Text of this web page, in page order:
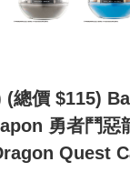
(總價 $115)
勇者鬥惡
Quest